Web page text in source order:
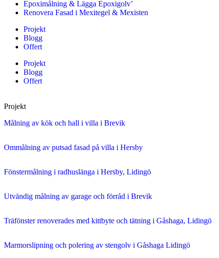
Epoximålning & Lägga Epoxigolv’
Renovera Fasad i Mexitegel & Mexisten
Projekt
Blogg
Offert
Projekt
Blogg
Offert
Projekt
Målning av kök och hall i villa i Brevik
Ommålning av putsad fasad på villa i Hersby
Fönstermålning i radhuslänga i Hersby, Lidingö
Utvändig målning av garage och förråd i Brevik
Träfönster renoverades med kittbyte och tätning i Gåshaga, Lidingö
Marmorslipning och polering av stengolv i Gåshaga Lidingö